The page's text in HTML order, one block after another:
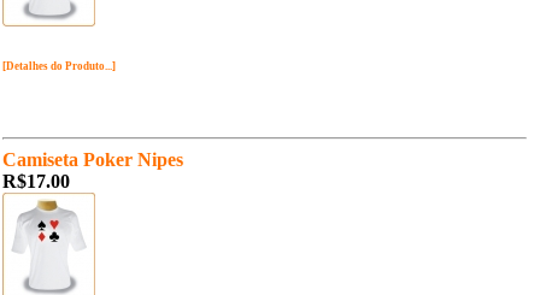
[Detalhes do Produto...]
Camiseta Poker Nipes
R$17.00